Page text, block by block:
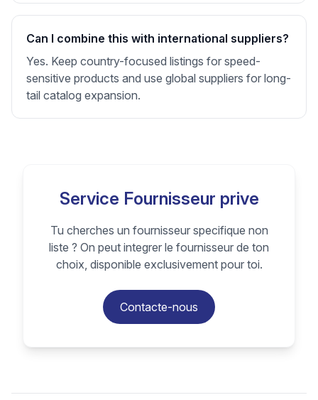
Can I combine this with international suppliers?
Yes. Keep country-focused listings for speed-
sensitive products and use global suppliers for long-
tail catalog expansion.
Service Fournisseur prive
Tu cherches un fournisseur specifique non
liste ? On peut integrer le fournisseur de ton
choix, disponible exclusivement pour toi.
Contacte-nous